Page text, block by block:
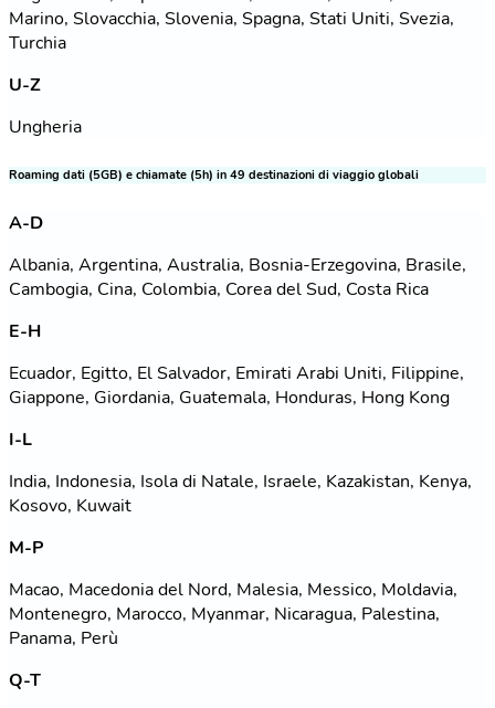
Marino, Slovacchia, Slovenia, Spagna, Stati Uniti, Svezia,
Turchia
U-Z
Ungheria
Roaming dati (5GB) e chiamate (5h) in 49 destinazioni di viaggio globali
A-D
Albania, Argentina, Australia, Bosnia-Erzegovina, Brasile,
Cambogia, Cina, Colombia, Corea del Sud, Costa Rica
E-H
Ecuador, Egitto, El Salvador, Emirati Arabi Uniti, Filippine,
Giappone, Giordania, Guatemala, Honduras, Hong Kong
I-L
India, Indonesia, Isola di Natale, Israele, Kazakistan, Kenya,
Kosovo, Kuwait
M-P
Macao, Macedonia del Nord, Malesia, Messico, Moldavia,
Montenegro, Marocco, Myanmar, Nicaragua, Palestina,
Panama, Perù
Q-T